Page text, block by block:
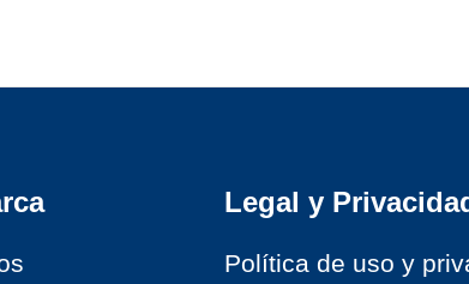
Legal y
Política de uso y